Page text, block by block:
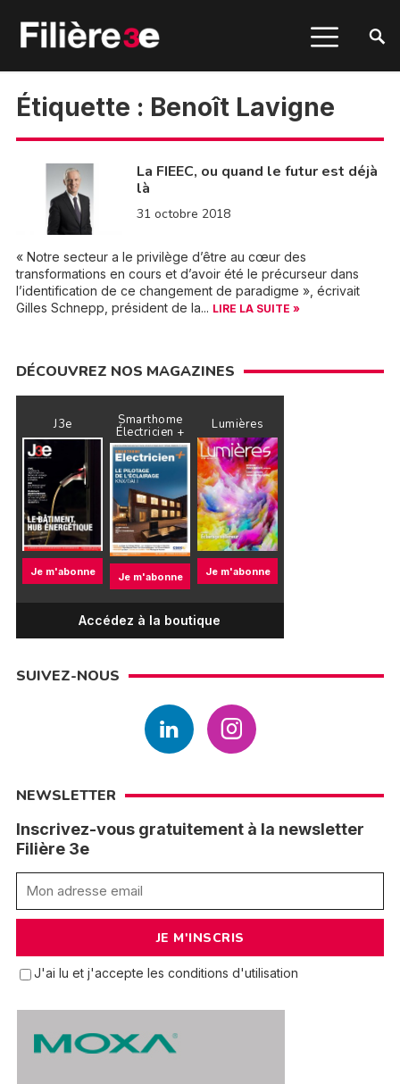
Étiquette : Benoît Lavigne
La FIEEC, ou quand le futur est déjà
là
31 octobre 2018
« Notre secteur a le privilège d’être au cœur des
transformations en cours et d’avoir été le précurseur dans
l’identification de ce changement de paradigme », écrivait
Gilles Schnepp, président de la... LIRE LA SUITE »
DÉCOUVREZ NOS MAGAZINES
J3e
Je m'abonne
Smarthome
Électricien +
Je m'abonne
Lumières
Je m'abonne
Accédez à la boutique
SUIVEZ-NOUS
NEWSLETTER
Inscrivez-vous gratuitement à la newsletter
Filière 3e
J'ai lu et j'accepte les conditions d'utilisation